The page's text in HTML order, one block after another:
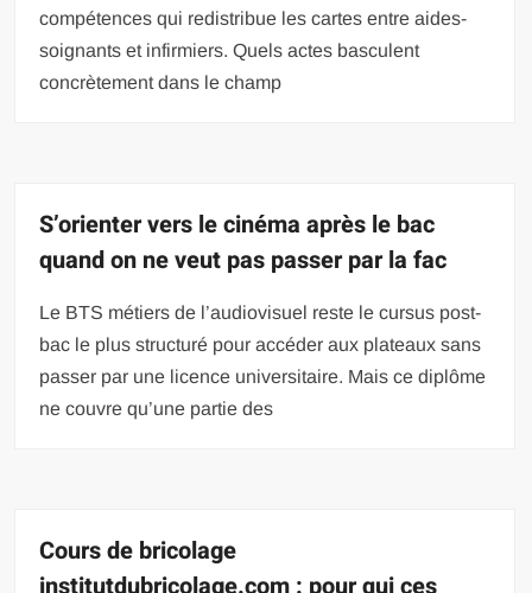
compétences qui redistribue les cartes entre aides-
soignants et infirmiers. Quels actes basculent
concrètement dans le champ
S’orienter vers le cinéma après le bac
quand on ne veut pas passer par la fac
Le BTS métiers de l’audiovisuel reste le cursus post-
bac le plus structuré pour accéder aux plateaux sans
passer par une licence universitaire. Mais ce diplôme
ne couvre qu’une partie des
Cours de bricolage
institutdubricolage.com : pour qui ces